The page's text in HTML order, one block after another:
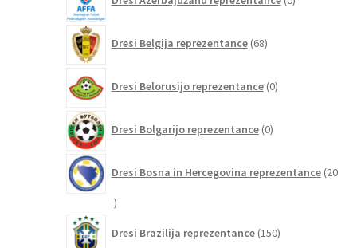
izdelkov
Dresi Belgija reprezentance 68izdelkov
Dresi Belorusijo reprezentance 0izdelkov
Dresi Bolgarijo reprezentance 0izdelkov
Dresi Bosna in Hercegovina reprezentance 20
20
Dresi Brazilija reprezentance 150izdelkov